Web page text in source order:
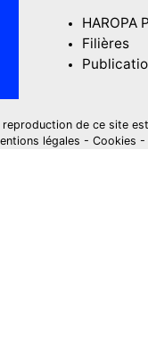
HAROPA
Filières
reproduction de ce site
légales - Cookies -